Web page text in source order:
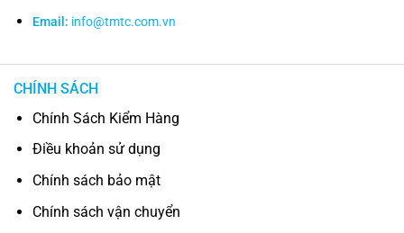
Email: info@tmtc.com.vn
CHÍNH SÁCH
Chính Sách Kiểm Hàng
Điều khoản sử dụng
Chính sách bảo mật
Chính sách vận chuyển